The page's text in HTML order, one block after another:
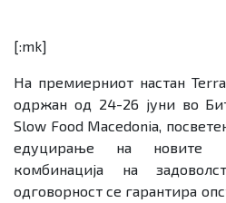
[:mk]
На премиерниот настан
одржан од 24-26 јуни во
Slow Food Macedonia,
едуцирање на новите
комбинација на
одговорност се гарантира